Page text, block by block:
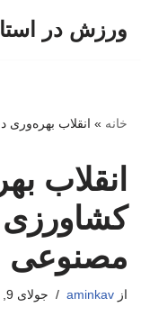
ورزش در
خانه » انقلاب
انقلاب
مصنوعی
از aminkav جولای 9, 2026